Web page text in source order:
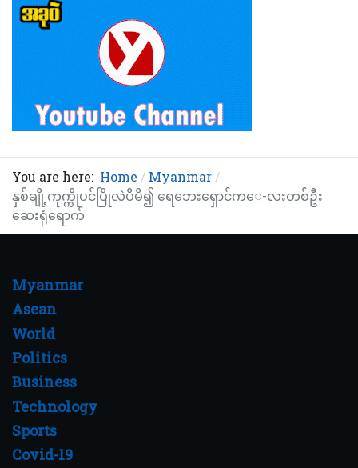
You are here: Home
Myanmar
နှစ်ချို့ကုက္ကိုပင်ပြိုလဲပိမိ၍ ရေဘေးရှောင်က‌ေ-လးတစ်ဦး
ဆေးရုံရောက်
Myanmar
Asean
World
Politics
Business
Technology
Sports
Covid-19